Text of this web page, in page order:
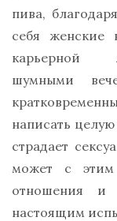
пива,
себя женские
карьерной
шумными
написать
страдает
может с этим
отношения и
настоящим